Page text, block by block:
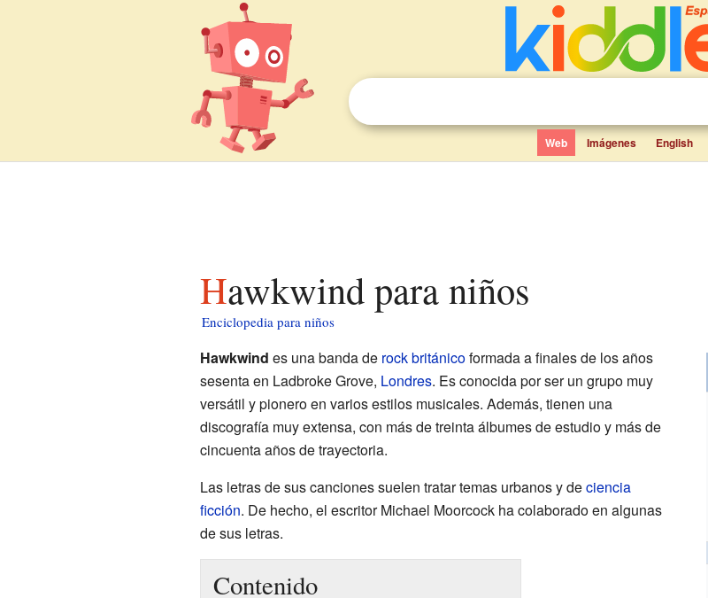
Web Imágenes English
Hawkwind para niños
Enciclopedia para niños
Hawkwind es una banda de rock británicoformada a finales de los años
sesenta en Ladbroke Grove, Londres. Es conocida por ser un grupo muy
versátil y pionero en varios estilos musicales. Además, tienen una
discografía muy extensa, con más de treinta álbumes de estudio y más de
cincuenta años de trayectoria.
Las letras de sus canciones suelen tratar temas urbanos y deciencia
ficción. De hecho, el escritor Michael Moorcock ha colaborado en algunas
de sus letras.
Contenido